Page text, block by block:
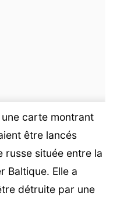
une carte montrant
être lancés
russe située entre la
Baltique. Elle a
détruite par une